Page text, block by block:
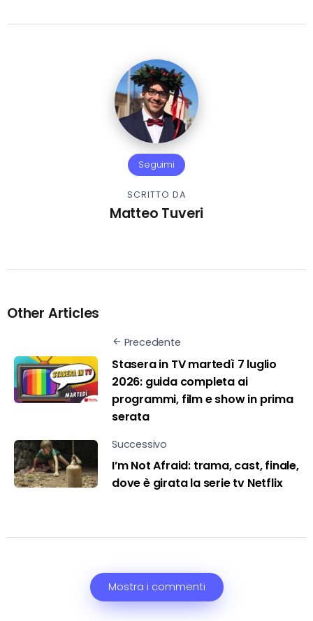
Seguimi
SCRITTO DA
Matteo Tuveri
Other Articles
Precedente
Stasera in TV martedì 7 luglio
2026: guida completa ai
programmi, film e show in prima
serata
Successivo
I’m Not Afraid: trama, cast, finale,
dove è girata la serie tv Netflix
Mostra i commenti